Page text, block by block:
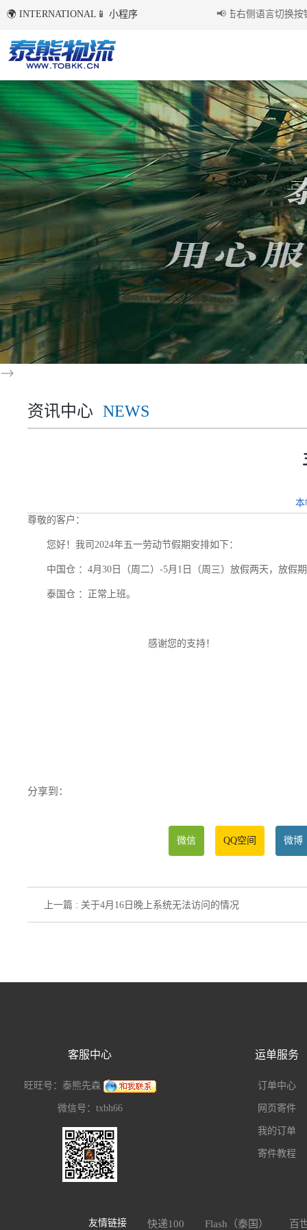
-->
🌍 INTERNATIONAL 📱 小程序 📢
国内环境下首次点击右侧语言切换按
资讯中心 NEWS
本
尊敬的客户：
您好！我司2024年五一劳动节假期安排如下：
中国仓 ：4月30日（周二）-5月1日（周三）放假两天，放假
泰国仓 ：正常上班。
感谢您的支持！
分享到：
微信 QQ空间 微博
上一篇 : 关于4月16日晚上系统无法访问的情况
客服中心
旺旺号：泰熊先森
微信号：txbh66
运单服务
订单中心
网页寄件
我的订单
寄件教程
友情链接 快递100 Flash（泰国） 百